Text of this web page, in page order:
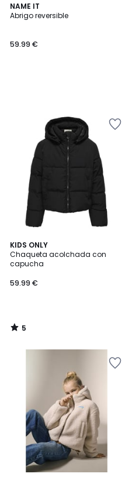
NAME IT
Abrigo reversible
59.99 €
KIDS ONLY
Chaqueta acolchada con
capucha
59.99 €
5
/
5
5
/